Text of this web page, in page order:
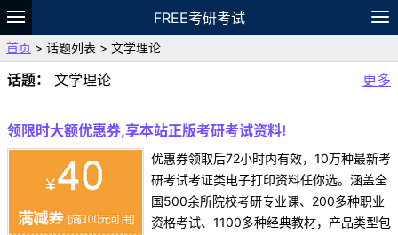
FREE考研考试
题库
故事 专题
VIP
资料
首页 > 话题列表 > 文学理论
话题： 文学理论 更多
领限时大额优惠券,享本站正版考研考试资料!
优惠券领取后72小时内有效，10万种最新考
研考试考证类电子打印资料任你选。涵盖全
国500余所院校考研专业课、200多种职业
资格考试、1100多种经典教材，产品类型包